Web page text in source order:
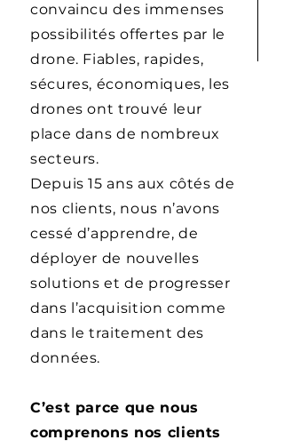
convaincu des immenses
possibilités offertes par le
drone. Fiables, rapides,
sécures, économiques, les
drones ont trouvé leur
place dans de nombreux
secteurs.
Depuis 15 ans aux côtés de
nos clients, nous n’avons
cessé d’apprendre, de
déployer de nouvelles
solutions et de progresser
dans l’acquisition comme
dans le traitement des
données.
C’est parce que nous
comprenons nos clients